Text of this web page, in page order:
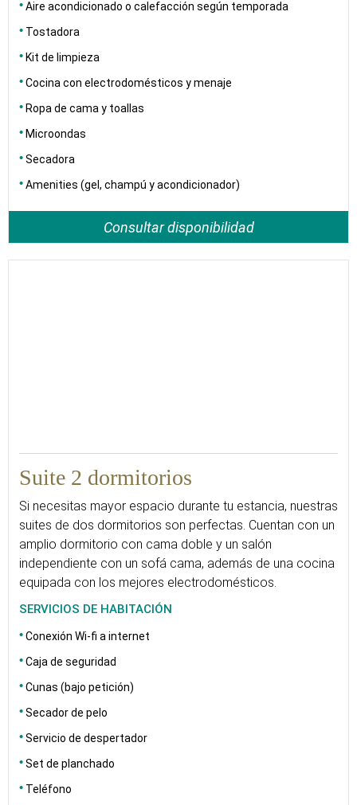
Aire acondicionado o calefacción según temporada
Tostadora
Kit de limpieza
Cocina con electrodomésticos y menaje
Ropa de cama y toallas
Microondas
Secadora
Amenities (gel, champú y acondicionador)
Consultar disponibilidad
Suite 2 dormitorios
Si necesitas mayor espacio durante tu estancia, nuestras
suites de dos dormitorios son perfectas. Cuentan con un
amplio dormitorio con cama doble y un salón
independiente con un sofá cama, además de una cocina
equipada con los mejores electrodomésticos.
SERVICIOS DE HABITACIÓN
Conexión Wi-fi a internet
Caja de seguridad
Cunas (bajo petición)
Secador de pelo
Servicio de despertador
Set de planchado
Teléfono